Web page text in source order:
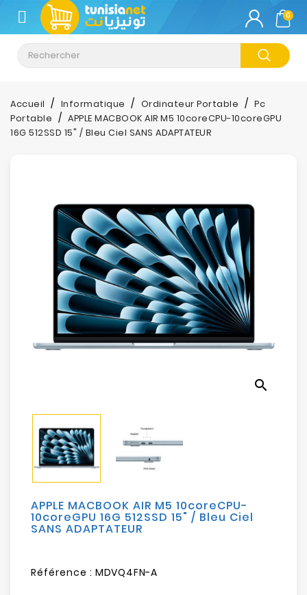
CATÉGORIE
Climatisation
Informatique
Téléphonie
Electroménager
Sécurité
Mobilités
Loisirs
0
Accueil Informatique Ordinateur Portable
Pc
Portable
APPLE MACBOOK AIR M5 10coreCPU-10coreGPU
16G 512SSD 15" / Bleu Ciel SANS ADAPTATEUR
search
APPLE MACBOOK AIR M5 10coreCPU-
10coreGPU 16G 512SSD 15" / Bleu Ciel
SANS ADAPTATEUR
Référence : MDVQ4FN-A